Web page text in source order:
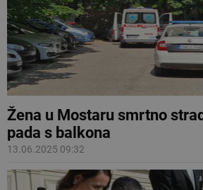
Žena u Mostaru smrtno
pada s balkona
13.06.2025 09:32